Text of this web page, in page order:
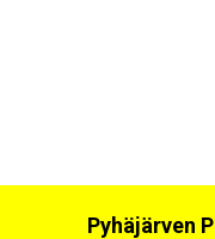
Pyhäjärven